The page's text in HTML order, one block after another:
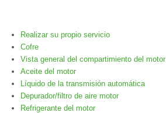
Realizar su propio servicio
Cofre
Vista general del compartimiento del motor
Aceite del motor
Líquido de la transmisión automática
Depurador/filtro de aire motor
Refrigerante del motor